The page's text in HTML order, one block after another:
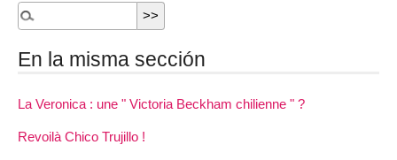
En la misma sección
La Veronica : une " Victoria Beckham chilienne " ?
Revoilà Chico Trujillo !